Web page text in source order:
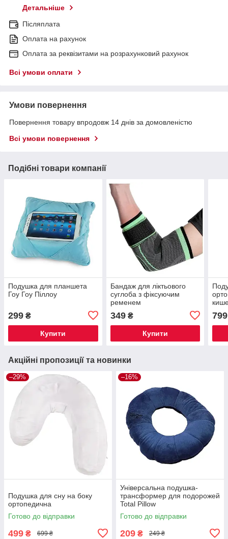
Детальніше
Післяплата
Оплата на рахунок
Оплата за реквізитами на розрахунковий рахунок
Всі умови оплати
Умови повернення
Повернення товару впродовж 14 днів за домовленістю
Всі умови повернення
Подібні товари компанії
Подушка для планшета
Гоу Гоу Піллоу
299 ₴
Купити
Бандаж для ліктьового
суглоба з фіксуючим
ременем
349₴
Купити
799
Акційні пропозиції та новинки
–29%
Подушка для сну на боку
ортопедична
Готово до відправки
499 ₴ 699 ₴
–16%
Універсальна подушка-
трансформер для подорожей
Total Pillow
Готово до відправки
209 ₴ 249 ₴